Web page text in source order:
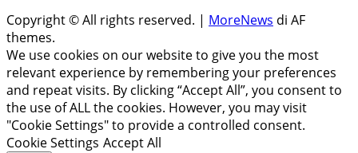
Copyright © All rights reserved. | MoreNews di AF
themes.
We use cookies on our website to give you the most
relevant experience by remembering your preferences
and repeat visits. By clicking “Accept All”, you consent to
the use of ALL the cookies. However, you may visit
"Cookie Settings" to provide a controlled consent.
Cookie Settings Accept All